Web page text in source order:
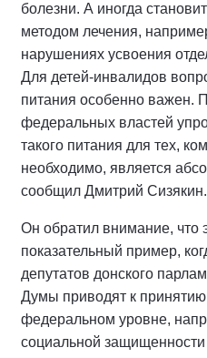
болезни. А иногда
методом лечения,
нарушениях усвоения
Для детей-инвалидов
питания особенно важен.
федеральных властей
такого питания для тех,
необходимо, является
сообщил Дмитрий Сизякин.
Он обратил внимание, что
показательный пример,
депутатов донского
Думы приводят к
федеральном уровне,
социальной защищенности